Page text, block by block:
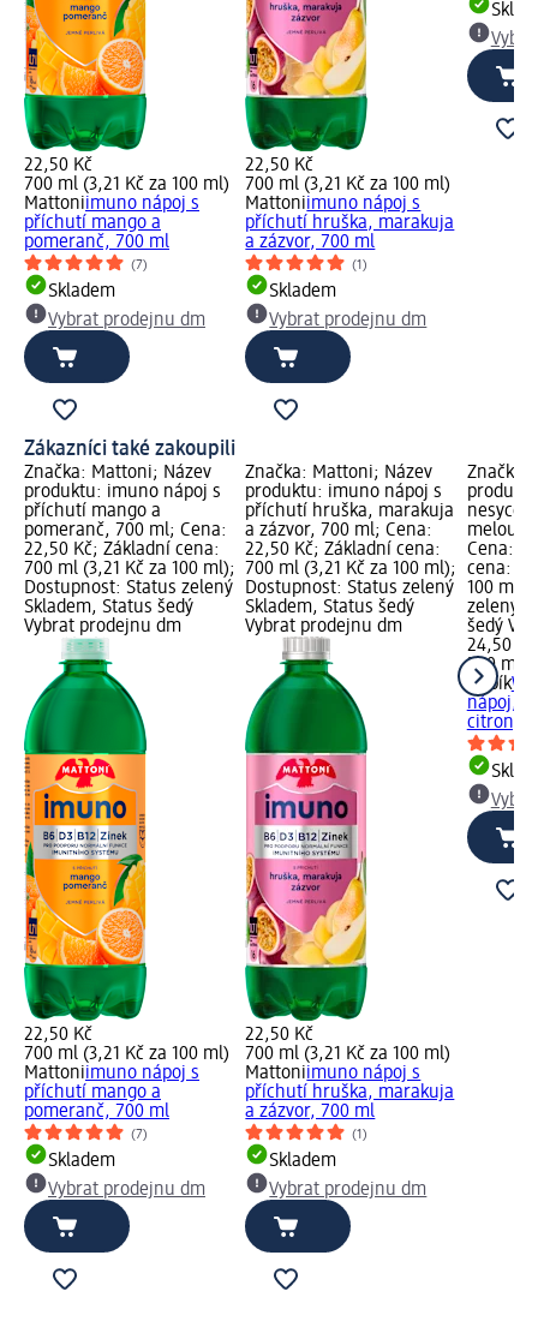
22,50 Kč
700 ml (3,21 Kč za 100 ml)
Mattoniimuno nápoj s
příchutí mango a
pomeranč, 700 ml
(7)
Skladem
Vybrat prodejnu dm
22,50 Kč
700 ml (3,21 Kč za 100 ml)
Mattoniimuno nápoj s
příchutí hruška, marakuja
a zázvor, 700 ml
(1)
Skladem
Vybrat prodejnu dm
Zákazníci také zakoupili
Značka: Mattoni; Název
produktu: imuno nápoj s
příchutí mango a
pomeranč, 700 ml; Cena:
22,50 Kč; Základní cena:
700 ml (3,21 Kč za 100 ml);
Dostupnost: Status zelený
Skladem, Status šedý
Vybrat prodejnu dm
22,50 Kč
700 ml (3,21 Kč za 100 ml)
Mattoniimuno nápoj s
příchutí mango a
pomeranč, 700 ml
(7)
Skladem
Vybrat prodejnu dm
Značka: Mattoni; Název
produktu: imuno nápoj s
příchutí hruška, marakuja
a zázvor, 700 ml; Cena:
22,50 Kč; Základní cena:
700 ml (3,21 Kč za 100 ml);
Dostupnost: Status zelený
Skladem, Status šedý
Vybrat prodejnu dm
22,50 Kč
700 ml (3,21 Kč za 100 ml)
Mattoniimuno nápoj s
příchutí hruška, marakuja
a zázvor, 700 ml
(1)
Skladem
Vybrat prodejnu dm
Značka:
meloun
Cena:
cena:
100 ml);
zelený
šedý
24,50 Kč
500 ml
Kubík
nápoj,
citron,